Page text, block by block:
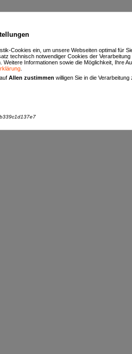
Cookies ein, um unsere Webseiten optimal für
technisch notwendiger Cookies der
Weitere Informationen sowie die Möglichkeit, Ihre
Allen zustimmen willigen Sie in die